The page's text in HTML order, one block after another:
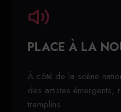
PLACE À LA
À côté de la scène
des artistes émergents,
tremplins.